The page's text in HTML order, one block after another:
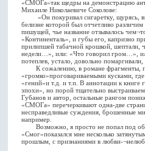
«СМОГа»так щедры на демонстрацию
Михаиле Николаевиче Соколове:
«Он покуривал сигаретку, щурясь,
белизне которой был отчетливо
пишущей, чье название отзывалось
«Континенталь», и губы его, капризно
прилипшей табачной крошкой, шептали,
недели…», или: «Что говорил гром…»,
потеплев, устало, довольно
К сожалению, в романе фрагменты,
«громко»проговариваемыми кусками,
«гений»и т.д. и т.п. В аннотации к книге
эпохи», но порой тщательно
Губанов и автор, остальные рангом
«СМОГа» перечеркивают одна-две
несправедливые суждения, брошенные
например.
Возможно, я просто не попал под
«Смог»показался мне несколько
прошлым, с признаниями в любви-